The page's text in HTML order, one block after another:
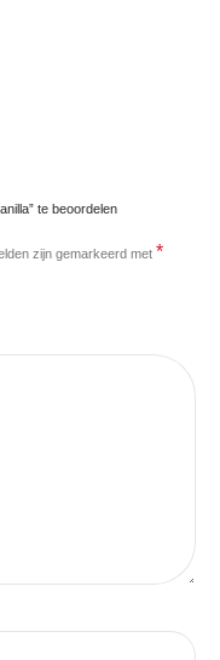
te beoordelen
zijn gemarkeerd met *